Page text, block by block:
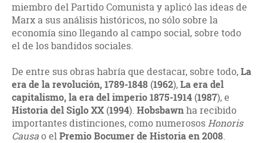
miembro del Partido Comunista y aplicó las ideas de
Marx a sus análisis históricos, no sólo sobre la
economía sino llegando al campo social, sobre todo
el de los bandidos sociales.
De entre sus obras habría que destacar, sobre todo,La
era de la revolución, 1789-1848 (1962),La era del
capitalismo, la era del imperio 1875-1914 (1987), e
Historia del Siglo XX (1994). Hobsbawnha recibido
importantes distinciones, como numerososHonoris
Causao elPremio Bocumer de Historia en 2008.